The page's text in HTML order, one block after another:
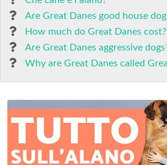
Are Great Danes good house
How much do Great Danes cost?
Are Great Danes aggressive
Why are Great Danes called